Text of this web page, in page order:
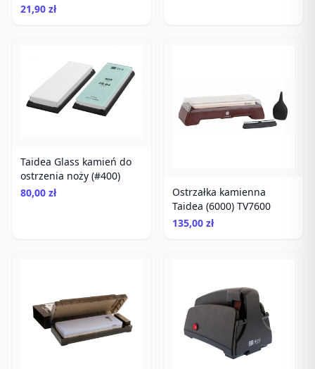
21,90 zł
Taidea Glass kamień do
ostrzenia noży (#400)
80,00 zł
Ostrzałka kamienna
Taidea (6000) TV7600
135,00 zł